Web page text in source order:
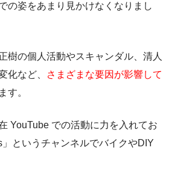
の姿をあまり見かけなくなりまし
樹の個人活動やスキャンダル、清人
化など、
さまざまな要因が影響して
す。
YouTube での活動に力を入れてお
」というチャンネルでバイクやDIY